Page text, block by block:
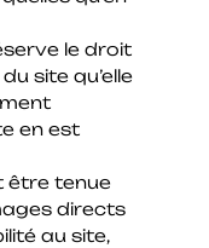
le droit
site qu’elle
en est
être tenue
directs
au site,